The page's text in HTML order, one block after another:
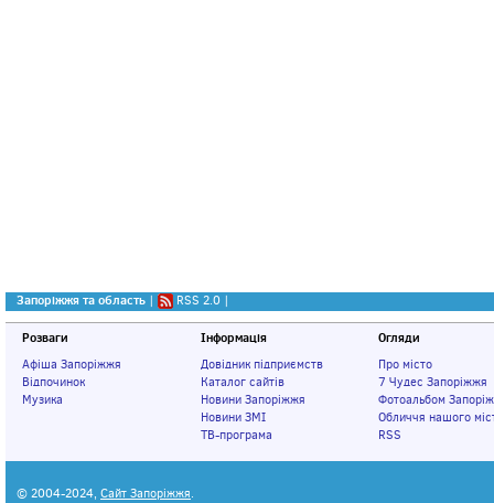
Запоріжжя та область | RSS 2.0 |
Розваги
Афіша Запоріжжя
Відпочинок
Музика
Інформація
Довідник підприємств
Каталог сайтів
Новини Запоріжжя
Новини ЗМІ
ТВ-програма
Огляди
Про місто
7 Чудес Запоріжжя
Фотоальбом
Обличчя нашого
RSS
© 2004-2024, Сайт Запоріжжя.